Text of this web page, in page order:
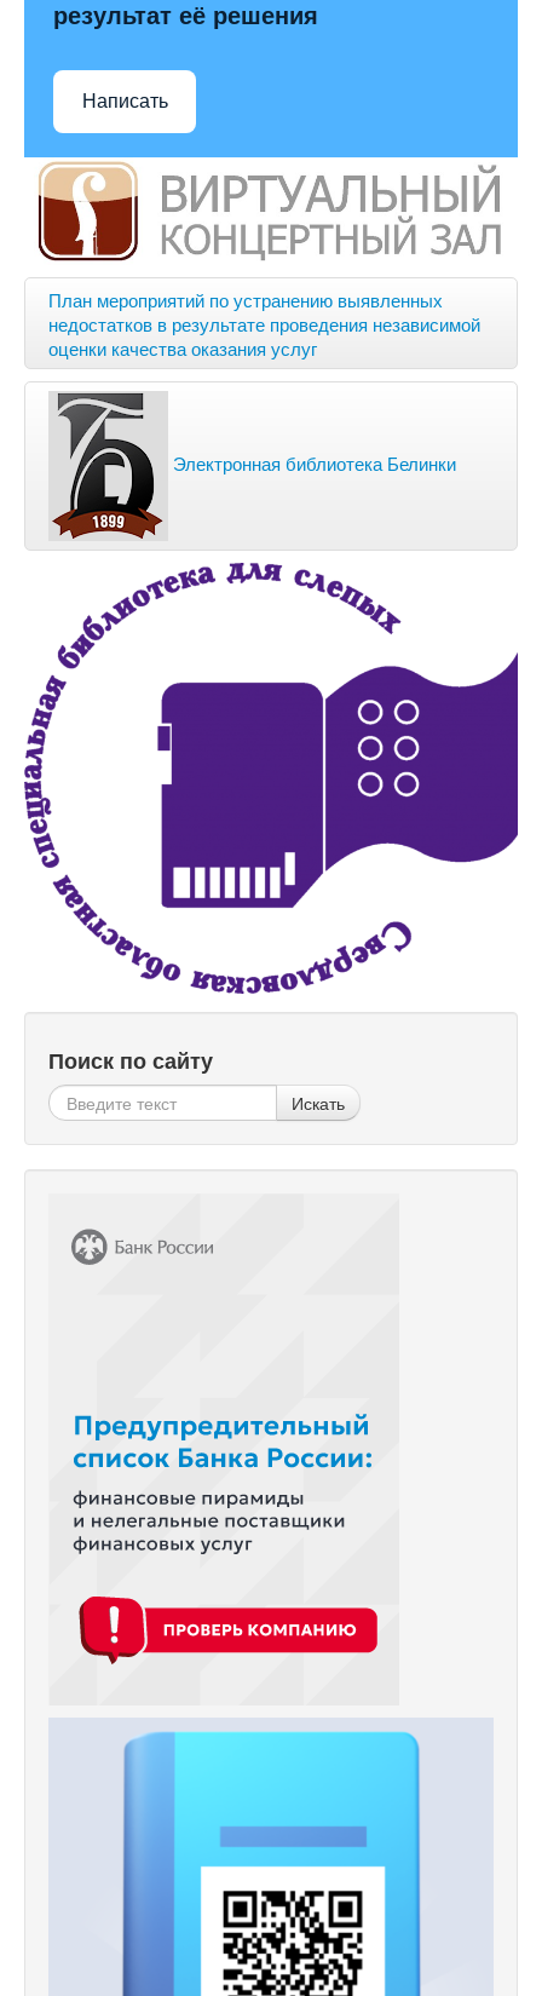
результат её решения
Написать
План мероприятий по устранению выявленных
недостатков в результате проведения независимой
оценки качества оказания услуг
Электронная библиотека Белинки
Поиск по сайту
Искать